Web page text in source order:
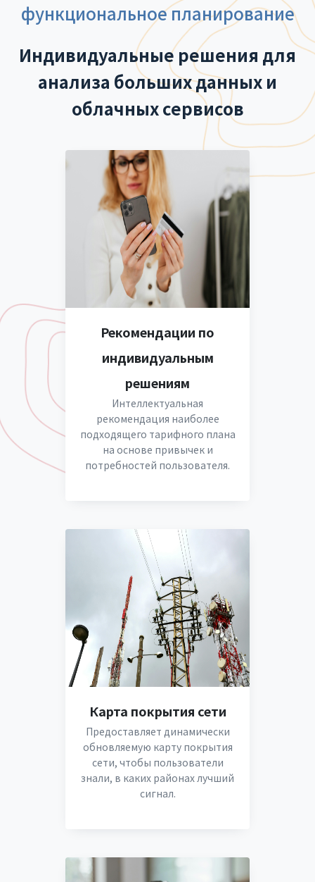
функциональное планирование
Индивидуальные решения для
анализа больших данных и
облачных сервисов
Рекомендации по
индивидуальным
решениям
Интеллектуальная
рекомендация наиболее
подходящего тарифного плана
на основе привычек и
потребностей пользователя.
Карта покрытия сети
Предоставляет динамически
обновляемую карту покрытия
сети, чтобы пользователи
знали, в каких районах лучший
сигнал.